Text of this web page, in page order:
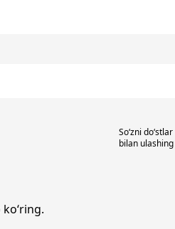
So‘zni do‘stlar
bilan ulashing